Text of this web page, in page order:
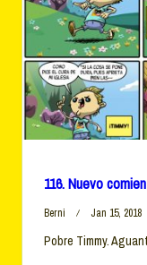
116. Nuevo
Berni Jan 15, 2018
Pobre Timmy.